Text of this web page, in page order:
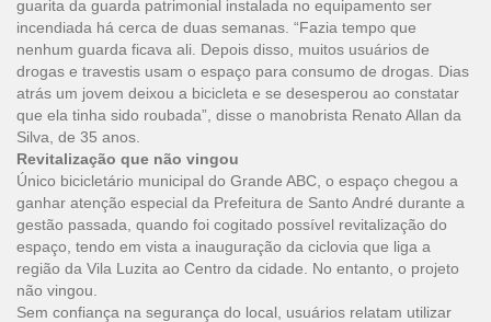
guarita da guarda patrimonial instalada no equipamento ser
incendiada há cerca de duas semanas. “Fazia tempo que
nenhum guarda ficava ali. Depois disso, muitos usuários de
drogas e travestis usam o espaço para consumo de drogas. Dias
atrás um jovem deixou a bicicleta e se desesperou ao constatar
que ela tinha sido roubada”, disse o manobrista Renato Allan da
Silva, de 35 anos.
Revitalização que não vingou
Único bicicletário municipal do Grande ABC, o espaço chegou a
ganhar atenção especial da Prefeitura de Santo André durante a
gestão passada, quando foi cogitado possível revitalização do
espaço, tendo em vista a inauguração da ciclovia que liga a
região da Vila Luzita ao Centro da cidade. No entanto, o projeto
não vingou.
Sem confiança na segurança do local, usuários relatam utilizar